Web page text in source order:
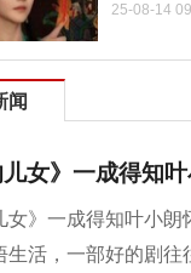
25-08-14
闻
儿女》一成得知
女》一成得知叶小
生活，一部好的剧往